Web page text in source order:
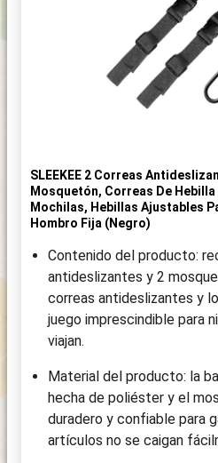
SLEEKEE 2 Correas
Mosquetón, Correas De
Mochilas, Hebillas Ajustables
Hombro Fija (negro)
Contenido del producto:
antideslizantes y 2
correas antideslizantes y
juego imprescindible para
viajan.
Material del producto: la
hecha de poliéster y el
duradero y confiable para
artículos no se caigan